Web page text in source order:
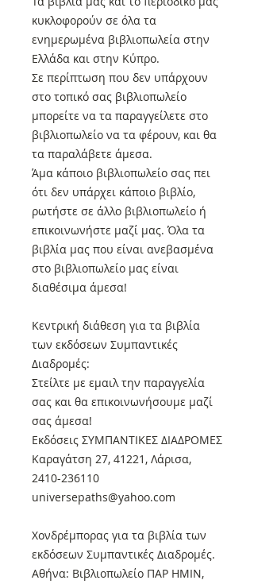
κυκλοφορούν σε όλα τα
ενημερωμένα βιβλιοπωλεία στην
Ελλάδα και στην Κύπρο.
Σε περίπτωση που δεν υπάρχουν
στο τοπικό σας βιβλιοπωλείο
μπορείτε να τα παραγγείλετε στο
βιβλιοπωλείο να τα φέρουν, και θα
τα παραλάβετε άμεσα.
Άμα κάποιο βιβλιοπωλείο σας πει
ότι δεν υπάρχει κάποιο βιβλίο,
ρωτήστε σε άλλο βιβλιοπωλείο ή
επικοινωνήστε μαζί μας. Όλα τα
βιβλία μας που είναι ανεβασμένα
στο βιβλιοπωλείο μας είναι
διαθέσιμα άμεσα!
Κεντρική διάθεση για τα βιβλία
των εκδόσεων Συμπαντικές
Διαδρομές:
Στείλτε με εμαιλ την παραγγελία
σας και θα επικοινωνήσουμε μαζί
σας άμεσα!
Εκδόσεις ΣΥΜΠΑΝΤΙΚΕΣ ΔΙΑΔΡΟΜΕΣ
Καραγάτση 27, 41221, Λάρισα,
2410-236110
universepaths@yahoo.com
Xονδρέμπορας για τα βιβλία των
εκδόσεων Συμπαντικές Διαδρομές.
Αθήνα: Βιβλιοπωλείο ΠΑΡ ΗΜΙΝ,